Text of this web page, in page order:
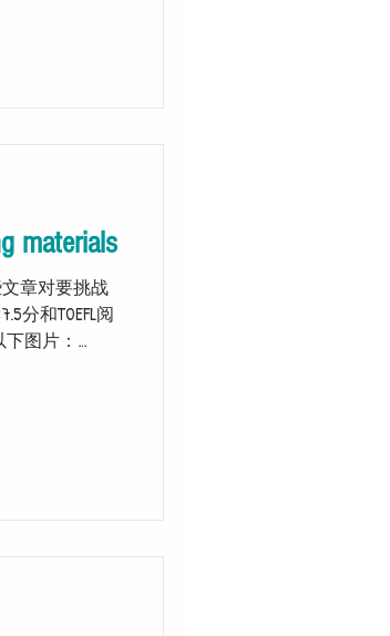
materials
章对要挑战
分和TOEFL阅
图片：